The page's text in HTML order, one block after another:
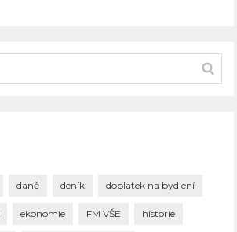
daně deník doplatek na bydlení
ekonomie FM VŠE historie